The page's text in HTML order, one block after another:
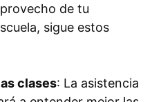
de tu
sigue estos
clases: La asistencia